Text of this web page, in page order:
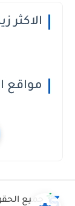
الاكثر
مواقع
جميع